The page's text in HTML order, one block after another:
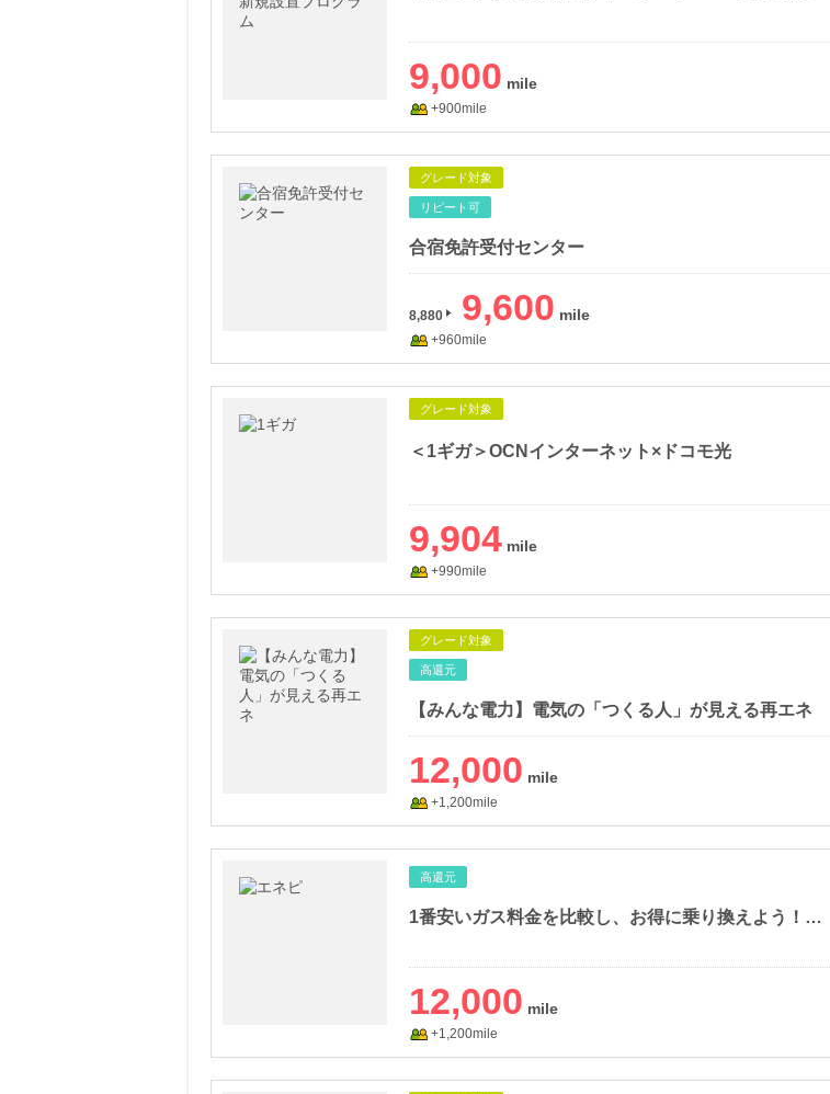
9,000
+900mile
グレード対象
リピート可
合宿免許受付センター
8,880 9,600
+960mile
グレード対象
＜1ギガ＞OCNインターネット×ドコモ光
9,904
+990mile
グレード対象
高還元
【みんな電力】電気の「つくる人」が見える再エネ
12,000
+1,200mile
高還元
1番安いガス料金を比較し、お得に乗り換えよう！【エネピ】
12,000
+1,200mile